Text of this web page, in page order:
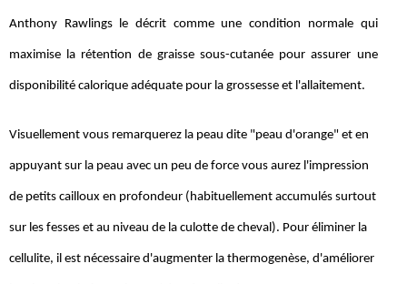
Anthony Rawlings le décrit comme une condition normale qui
maximise la rétention de graisse sous-cutanée pour assurer une
disponibilité calorique adéquate pour la grossesse et l'allaitement.
Visuellement vous remarquerez la peau dite "peau d'orange" et en
appuyant sur la peau avec un peu de force vous aurez l'impression
de petits cailloux en profondeur (habituellement accumulés surtout
sur les fesses et au niveau de la culotte de cheval). Pour éliminer la
cellulite, il est nécessaire d'augmenter la thermogenèse, d'améliorer